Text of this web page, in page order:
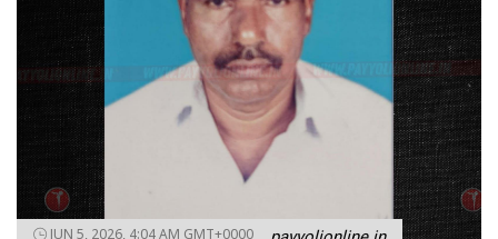
JUN 5, 2026, 4:04 AM GMT+0000